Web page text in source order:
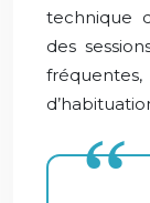
technique
des